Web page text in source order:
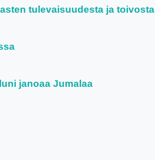
tulevaisuudesta ja toivosta
janoaa Jumalaa